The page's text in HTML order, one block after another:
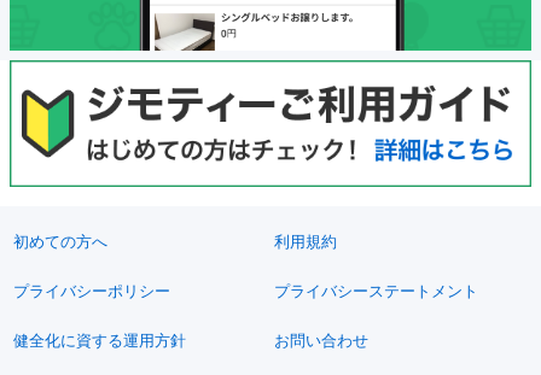
初めての方へ 利用規約
プライバシーポリシー プライバシーステートメント
健全化に資する運用方針 お問い合わせ